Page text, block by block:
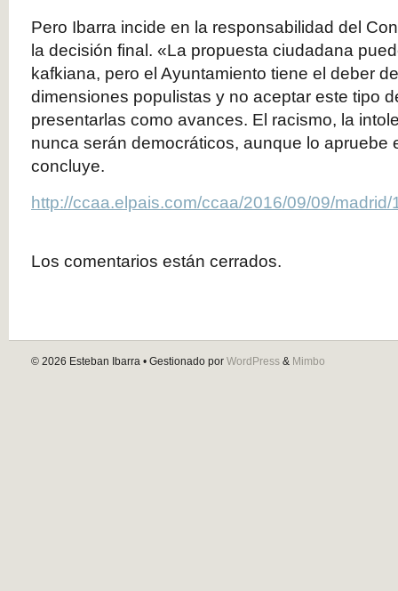
Pero Ibarra incide en la responsabilidad del
la decisión final. «La propuesta ciudadana
kafkiana, pero el Ayuntamiento tiene el deber
dimensiones populistas y no aceptar este tipo
presentarlas como avances. El racismo, la
nunca serán democráticos, aunque lo apruebe
concluye.
http://ccaa.elpais.com/ccaa/2016/09/09/
Los comentarios están cerrados.
© 2026 Esteban Ibarra • Gestionado por WordPress & Mimbo